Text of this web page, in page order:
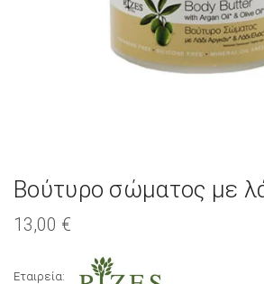
Βούτυρο σώματος με
13,00 €
Εταιρεία: